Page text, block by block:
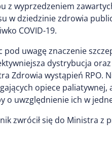
z wyprzedzeniem
w dziedzinie zdrowia
COVID-19.
pod uwagę znaczenie
dystrybucja
Zdrowia wystąpień RPO.
opiece
o uwzględnienie ich w
zwrócił się do Ministra z